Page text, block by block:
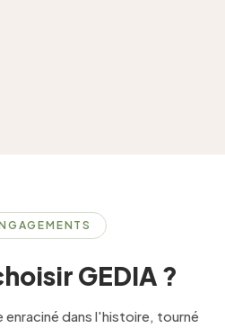
GEDIA ?
enraciné dans l'histoire, tourné